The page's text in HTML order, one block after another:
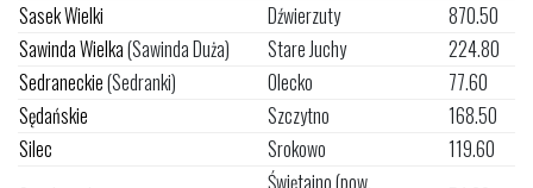
Sasek Wielki
Dźwierzuty
870.50
Sawinda Wielka(Sawinda Duża) Stare Juchy
224.80
Sedraneckie(Sedranki) Olecko
77.60
Sędańskie
Szczytno
168.50
Silec
Srokowo
119.60
Świętajno (pow.